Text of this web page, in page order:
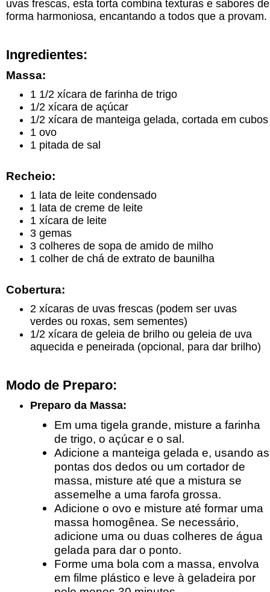
uvas frescas, esta torta combina texturas e sabores de
forma harmoniosa, encantando a todos que a provam.
Ingredientes:
Massa:
1 1/2 xícara de farinha de trigo
1/2 xícara de açúcar
1/2 xícara de manteiga gelada, cortada em cubos
1 ovo
1 pitada de sal
Recheio:
1 lata de leite condensado
1 lata de creme de leite
1 xícara de leite
3 gemas
3 colheres de sopa de amido de milho
1 colher de chá de extrato de baunilha
Cobertura:
2 xícaras de uvas frescas (podem ser uvas
verdes ou roxas, sem sementes)
1/2 xícara de geleia de brilho ou geleia de uva
aquecida e peneirada (opcional, para dar brilho)
Modo de Preparo:
Preparo da Massa:
Em uma tigela grande, misture a farinha
de trigo, o açúcar e o sal.
Adicione a manteiga gelada e, usando as
pontas dos dedos ou um cortador de
massa, misture até que a mistura se
assemelhe a uma farofa grossa.
Adicione o ovo e misture até formar uma
massa homogênea. Se necessário,
adicione uma ou duas colheres de água
gelada para dar o ponto.
Forme uma bola com a massa, envolva
em filme plástico e leve à geladeira por